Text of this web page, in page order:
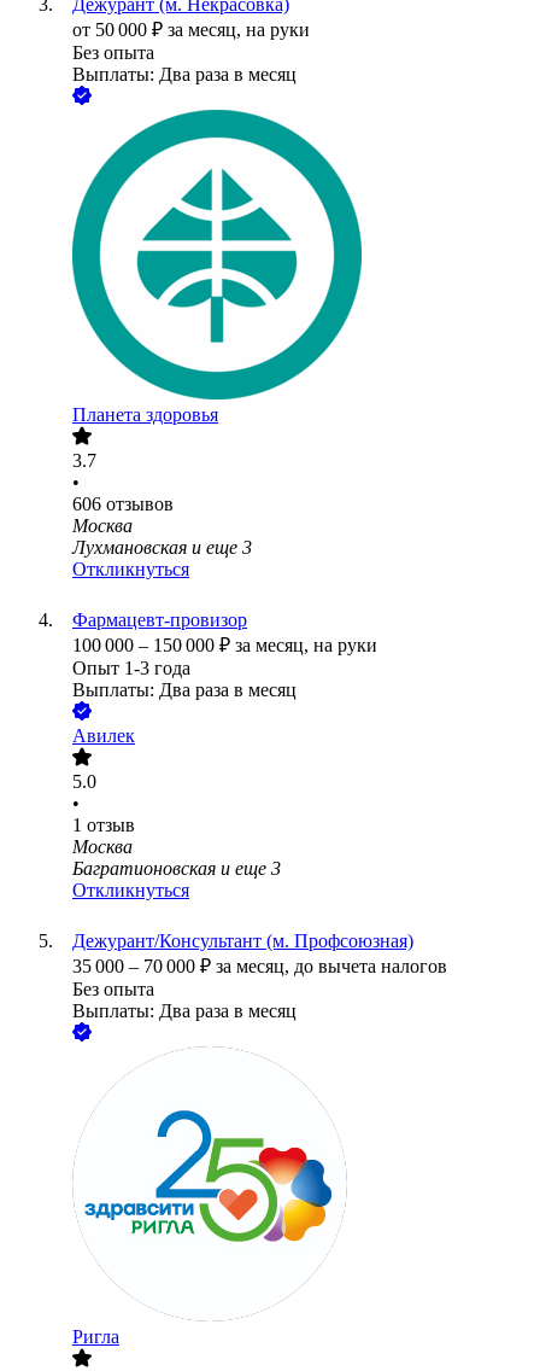
Дежурант (м. Некрасовка)
от 50 000 ₽ за месяц, на руки
Без опыта
Выплаты: Два раза в месяц
Планета здоровья
3.7
•
606 отзывов
Москва
Лухмановская и еще 3
Откликнуться
Фармацевт-провизор
100 000 – 150 000 ₽ за месяц, на руки
Опыт 1-3 года
Выплаты: Два раза в месяц
Авилек
5.0
•
1 отзыв
Москва
Багратионовская и еще 3
Откликнуться
Дежурант/Консультант (м. Профсоюзная)
35 000 – 70 000 ₽ за месяц, до вычета налогов
Без опыта
Выплаты: Два раза в месяц
Ригла